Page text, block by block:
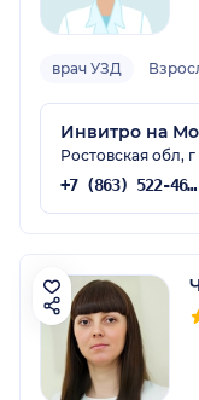
врач УЗД
Инвитро на
Ростовская обл,
+7 (863) 522-46-89